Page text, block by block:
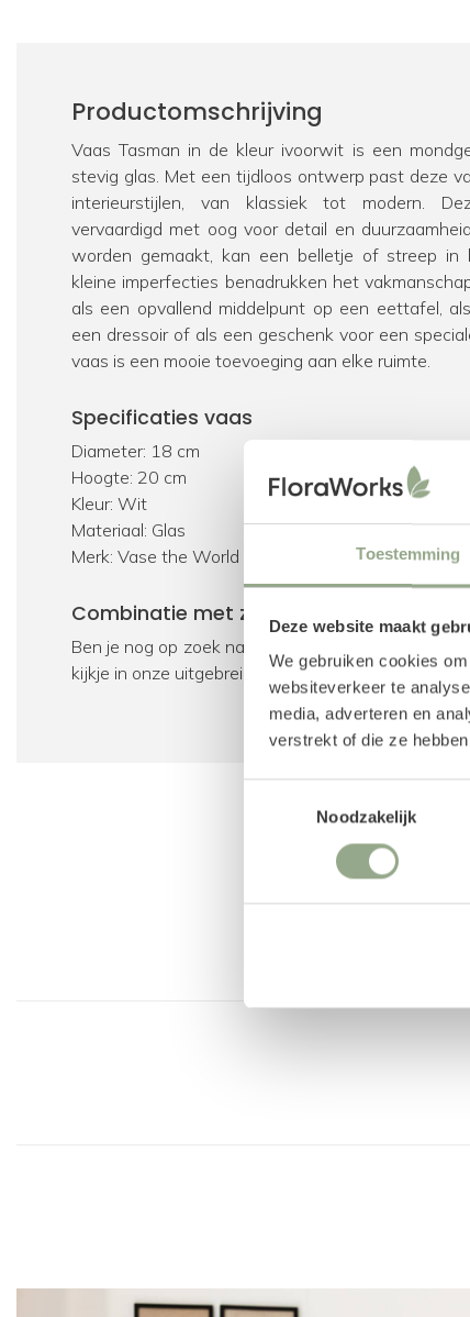
Toestemming
Deze website maakt
We gebruiken cookies
websiteverkeer te
media, adverteren en
verstrekt of die ze
Noodzakelijk
Productomschrijving
Vaas Tasman in de kleur ivoorwit is een
stevig glas. Met een tijdloos ontwerp past deze
interieurstijlen, van klassiek tot modern.
vervaardigd met oog voor detail en
worden gemaakt, kan een belletje of streep in
kleine imperfecties benadrukken het
als een opvallend middelpunt op een eettafel,
een dressoir of als een geschenk voor een
vaas is een mooie toevoeging aan elke ruimte.
Specificaties vaas
Diameter: 18 cm
Hoogte: 20 cm
Kleur: Wit
Materiaal: Glas
Merk: Vase the World
Combinatie met zijden bloemen
Ben je nog op zoek naar mooie zijden bloemen
kijkje in onze uitgebreide collectieskunstboeketten